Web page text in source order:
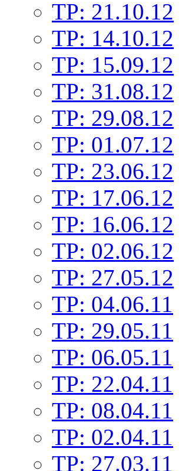
TP: 21.10.12
TP: 14.10.12
TP: 15.09.12
TP: 31.08.12
TP: 29.08.12
TP: 01.07.12
TP: 23.06.12
TP: 17.06.12
TP: 16.06.12
TP: 02.06.12
TP: 27.05.12
TP: 04.06.11
TP: 29.05.11
TP: 06.05.11
TP: 22.04.11
TP: 08.04.11
TP: 02.04.11
TP: 27.03.11